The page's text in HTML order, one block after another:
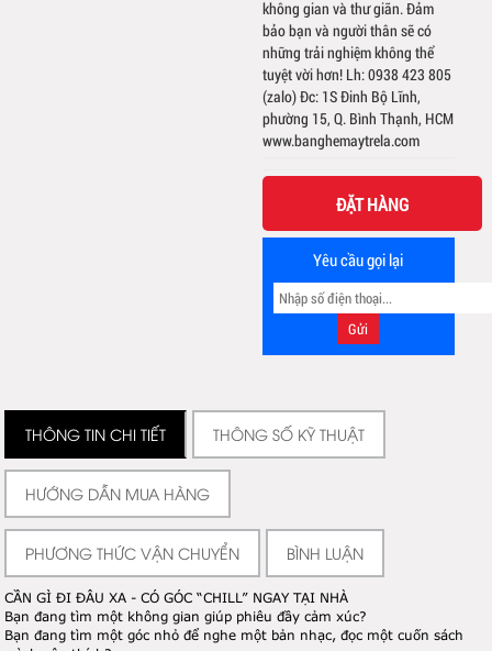
không gian và thư giãn. Đảm
bảo bạn và người thân sẽ có
những trải nghiệm không thể
tuyệt vời hơn! Lh: 0938 423 805
(zalo) Đc: 1S Đinh Bộ Lĩnh,
phường 15, Q. Bình Thạnh, HCM
www.banghemaytrela.com
ĐẶT HÀNG
Yêu cầu gọi lại
THÔNG TIN CHI TIẾT THÔNG SỐ KỸ THUẬT
HƯỚNG DẪN MUA HÀNG
PHƯƠNG THỨC VẬN CHUYỂN BÌNH LUẬN
CẦN GÌ ĐI ĐÂU XA - CÓ GÓC “CHILL” NGAY TẠI NHÀ
Bạn đang tìm một không gian giúp phiêu đầy cảm xúc?
Bạn đang tìm một góc nhỏ để nghe một bản nhạc, đọc một cuốn sách